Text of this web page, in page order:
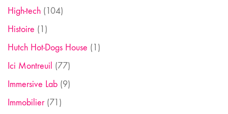
High-tech (104)
Histoire (1)
Hutch Hot-Dogs House (1)
Ici Montreuil (77)
Immersive Lab (9)
Immobilier(71)